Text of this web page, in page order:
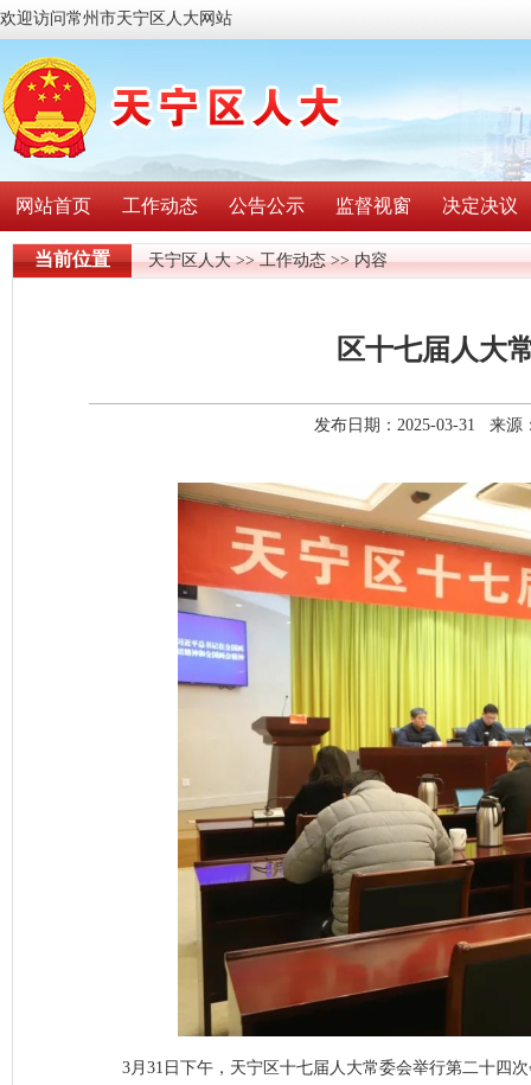
欢迎访问常州市天宁区人大网站
网站首页 工作动态 公告公示 监督视窗 决定决议
当前位置 天宁区人大>>工作动态>> 内容
区十七届人大
发布日期：2025-03-31 来源
3月31日下午，天宁区十七届人大常委会举行第二十四